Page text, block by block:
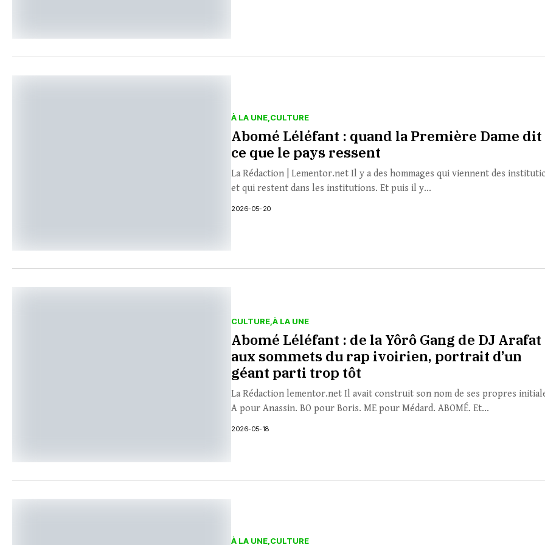
À LA UNE CULTURE
Abomé Léléfant : quand la Première Dame dit
ce que le pays ressent
La Rédaction | Lementor.net Il y a des hommages qui viennent des
et qui restent dans les institutions. Et puis il y...
2026-05-20
CULTURE À LA UNE
Abomé Léléfant : de la Yôrô Gang de DJ Arafat
aux sommets du rap ivoirien, portrait d’un
géant parti trop tôt
La Rédaction lementor.net Il avait construit son nom de ses propres
A pour Anassin. BO pour Boris. ME pour Médard. ABOMÉ. Et...
2026-05-18
À LA UNE CULTURE